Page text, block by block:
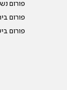
פורום
פורום
פורום